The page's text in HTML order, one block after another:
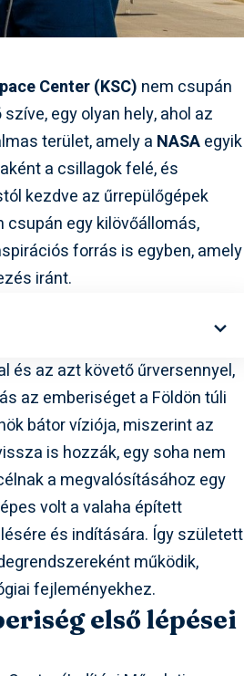
Center (KSC) nem csupán
egy olyan hely, ahol az
terület, amely a NASAegyik
a csillagok felé, és
kezdve az űrrepülőgépek
csupán egy kilövőállomás,
forrás is egyben, amely
iránt.
és az azt követő űrversennyel,
az emberiséget a Földön túli
bátor víziója, miszerint az
is hozzák, egy soha nem
a megvalósításához egy
volt a valaha épített
és indítására. Így született
működik,
fejleményekhez.
első lépései